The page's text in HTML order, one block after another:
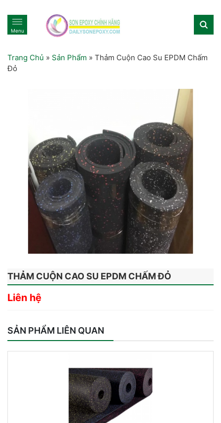
Menu
Trang Chủ » Sản Phẩm » Thảm Cuộn Cao Su EPDM Chấm
Đỏ
THẢM CUỘN CAO SU EPDM CHẤM ĐỎ
Liên hệ
SẢN PHẨM LIÊN QUAN